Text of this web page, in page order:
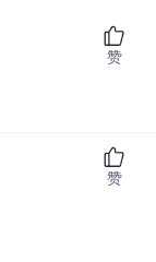
赞
赞